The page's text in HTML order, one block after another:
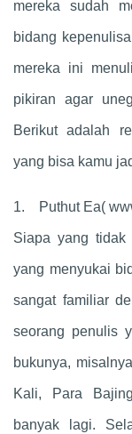
mereka sudah
bidang
mereka ini
pikiran agar
Berikut adalah
yang bisa kamu
1. Puthut Ea(
Siapa yang tidak
yang menyukai
sangat familiar
seorang penulis
bukunya,
Kali, Para
banyak lagi.